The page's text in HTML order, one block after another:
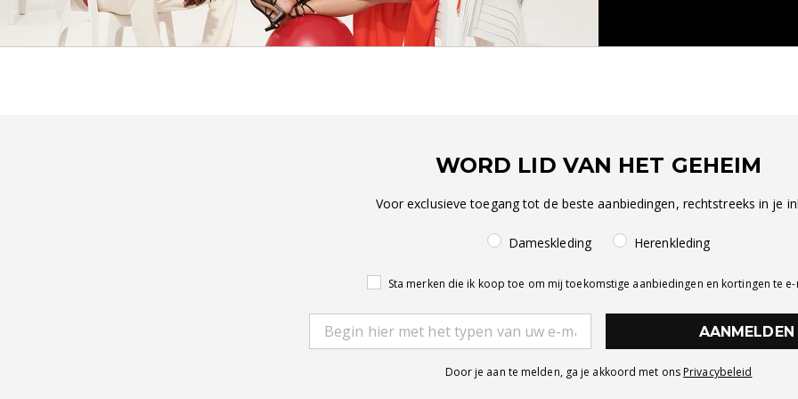
WORD LID VAN HET GEHEIM
Voor exclusieve toegang tot de beste aanbiedingen, rechtstreeks in je
Dameskleding Herenkleding
Sta merken die ik koop toe om mij toekomstige aanbiedingen en kortingen te
AANMELDEN
Door je aan te melden, ga je akkoord met ons Privacybeleid